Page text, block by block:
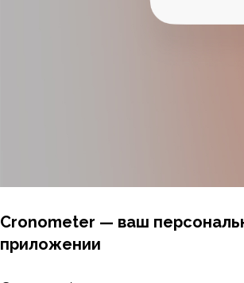
Cronometer — ваш
приложении